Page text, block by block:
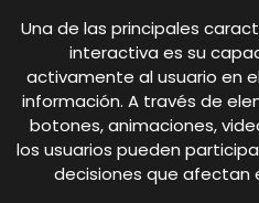
Una de las principales
interactiva es su
activamente al usuario en
información. A través de
botones, animaciones,
los usuarios pueden
decisiones que afectan